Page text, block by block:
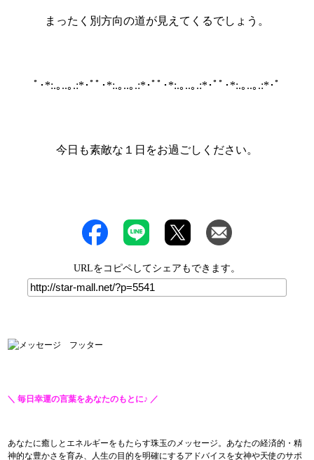
まったく別方向の道が見えてくるでしょう。
ﾟ･*:.｡..｡.:*･ﾟﾟ･*:.｡..｡.:*･ﾟﾟ･*:.｡..｡.:*･ﾟﾟ･*:.｡..｡.:*･ﾟ
今日も素敵な１日をお過ごしください。
URLをコピペしてシェアもできます。
＼ 毎日幸運の言葉をあなたのもとに♪ ／
あなたに癒しとエネルギーをもたらす珠玉のメッセージ。あなたの経済的・精
神的な豊かさを育み、人生の目的を明確にするアドバイスを女神や天使のサポ